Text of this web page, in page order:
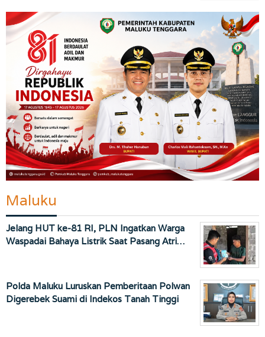
Maluku
Jelang HUT ke-81 RI, PLN Ingatkan Warga
Waspadai Bahaya Listrik Saat Pasang Atri…
Polda Maluku Luruskan Pemberitaan Polwan
Digerebek Suami di Indekos Tanah Tinggi